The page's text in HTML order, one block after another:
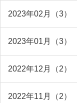
2023年02月（3）
2023年01月（3）
2022年12月（2）
2022年11月（2）